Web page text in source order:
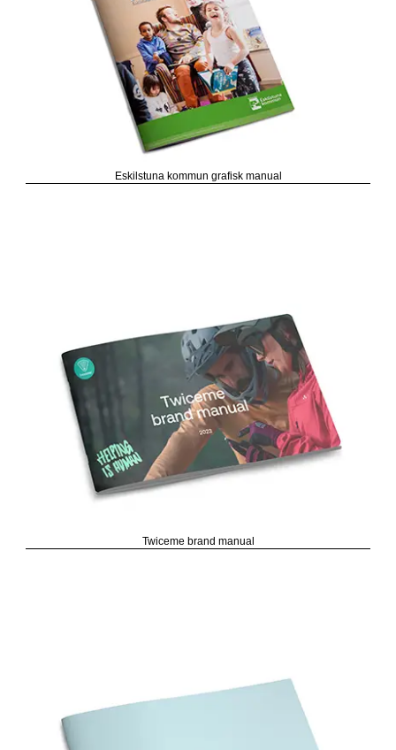
Eskilstuna kommun grafisk manual
Twiceme brand manual